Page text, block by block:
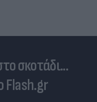
σκοτάδι...
Flash.gr